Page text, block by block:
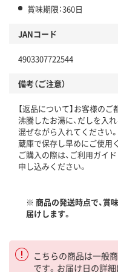
賞味期限：360日
JANコード
4903307722544
備考（ご注意）
【返品について】お客様の
沸騰したお湯に、だしを入
混ぜながら入れてください
蔵庫で保存し早めにご使用
ご購入の際は、ご利用ガイド
申し込みください。
※ 商品の発送時点で、賞
届けします。
こちらの商品は一般
です。お届け日の詳